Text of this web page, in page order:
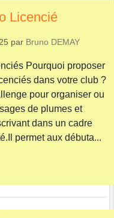
Licencié
par Bruno DEMAY
Pourquoi proposer
dans votre club ?
pour organiser ou
de plumes et
dans un cadre
permet aux débuta...